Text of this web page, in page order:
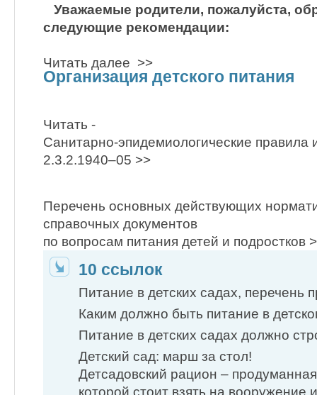
Уважаемые родители, пожалуйста,
следующие рекомендации:
Читать далее >>
Организация детского питания
Читать -
Санитарно-эпидемиологические
2.3.2.1940–05 >>
Перечень основных действующих
справочных документов
по вопросам питания детей и подростков
10 ссылок
Питание в детских садах, перечень
Каким должно быть питание в
Питание в детских садах должно
Детский сад: марш за стол!
Детсадовский рацион –
которой стоит взять на вооружение